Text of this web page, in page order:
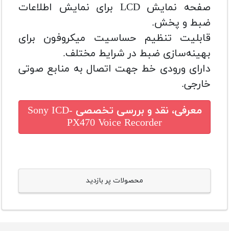
صفحه نمایش LCD برای نمایش اطلاعات
ضبط و پخش.
قابلیت تنظیم حساسیت میکروفون برای
بهینه‌سازی ضبط در شرایط مختلف.
دارای ورودی خط جهت اتصال به منابع صوتی
خارجی.
معرفی، نقد و بررسی تخصصی Sony ICD-
PX470 Voice Recorder
محصولات پر بازدید